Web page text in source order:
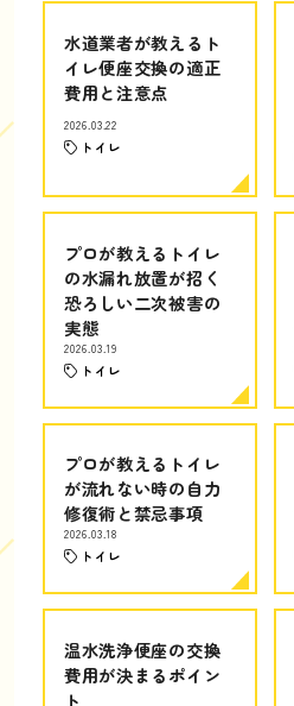
水道業者が教えるト
イレ便座交換の適正
費用と注意点
2026.03.22
トイレ
プロが教えるトイレ
の水漏れ放置が招く
恐ろしい二次被害の
実態
2026.03.19
トイレ
プロが教えるトイレ
が流れない時の自力
修復術と禁忌事項
2026.03.18
トイレ
温水洗浄便座の交換
費用が決まるポイン
ト